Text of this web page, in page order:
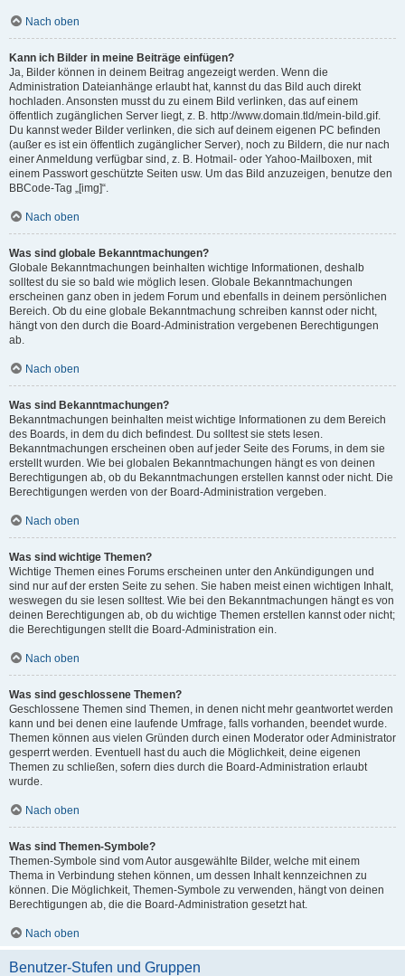
Nach oben
Kann ich Bilder in meine Beiträge einfügen?
Ja, Bilder können in deinem Beitrag angezeigt werden. Wenn die
Administration Dateianhänge erlaubt hat, kannst du das Bild auch direkt
hochladen. Ansonsten musst du zu einem Bild verlinken, das auf einem
öffentlich zugänglichen Server liegt, z. B. http://www.domain.tld/mein-bild.gif.
Du kannst weder Bilder verlinken, die sich auf deinem eigenen PC befinden
(außer es ist ein öffentlich zugänglicher Server), noch zu Bildern, die nur nach
einer Anmeldung verfügbar sind, z. B. Hotmail- oder Yahoo-Mailboxen, mit
einem Passwort geschützte Seiten usw. Um das Bild anzuzeigen, benutze den
BBCode-Tag „[img]“.
Nach oben
Was sind globale Bekanntmachungen?
Globale Bekanntmachungen beinhalten wichtige Informationen, deshalb
solltest du sie so bald wie möglich lesen. Globale Bekanntmachungen
erscheinen ganz oben in jedem Forum und ebenfalls in deinem persönlichen
Bereich. Ob du eine globale Bekanntmachung schreiben kannst oder nicht,
hängt von den durch die Board-Administration vergebenen Berechtigungen
ab.
Nach oben
Was sind Bekanntmachungen?
Bekanntmachungen beinhalten meist wichtige Informationen zu dem Bereich
des Boards, in dem du dich befindest. Du solltest sie stets lesen.
Bekanntmachungen erscheinen oben auf jeder Seite des Forums, in dem sie
erstellt wurden. Wie bei globalen Bekanntmachungen hängt es von deinen
Berechtigungen ab, ob du Bekanntmachungen erstellen kannst oder nicht. Die
Berechtigungen werden von der Board-Administration vergeben.
Nach oben
Was sind wichtige Themen?
Wichtige Themen eines Forums erscheinen unter den Ankündigungen und
sind nur auf der ersten Seite zu sehen. Sie haben meist einen wichtigen Inhalt,
weswegen du sie lesen solltest. Wie bei den Bekanntmachungen hängt es von
deinen Berechtigungen ab, ob du wichtige Themen erstellen kannst oder nicht;
die Berechtigungen stellt die Board-Administration ein.
Nach oben
Was sind geschlossene Themen?
Geschlossene Themen sind Themen, in denen nicht mehr geantwortet werden
kann und bei denen eine laufende Umfrage, falls vorhanden, beendet wurde.
Themen können aus vielen Gründen durch einen Moderator oder Administrator
gesperrt werden. Eventuell hast du auch die Möglichkeit, deine eigenen
Themen zu schließen, sofern dies durch die Board-Administration erlaubt
wurde.
Nach oben
Was sind Themen-Symbole?
Themen-Symbole sind vom Autor ausgewählte Bilder, welche mit einem
Thema in Verbindung stehen können, um dessen Inhalt kennzeichnen zu
können. Die Möglichkeit, Themen-Symbole zu verwenden, hängt von deinen
Berechtigungen ab, die die Board-Administration gesetzt hat.
Nach oben
Benutzer-Stufen und Gruppen